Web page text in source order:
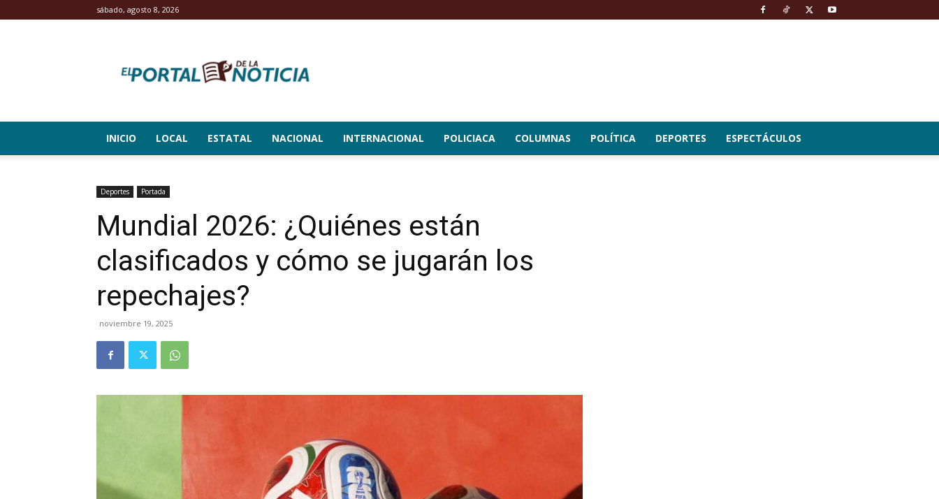
sábado, agosto 8, 2026
Portal
de
INICIO LOCAL ESTATAL NACIONAL INTERNACIONAL POLICIACA COLUMNAS POLÍTICA DEPORTES ESPECTÁCULOS
Deportes Portada
Mundial 2026: ¿Quiénes están
clasificados y cómo se jugarán los
repechajes?
noviembre 19, 2025